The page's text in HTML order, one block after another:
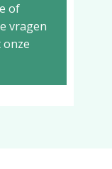
of
vragen